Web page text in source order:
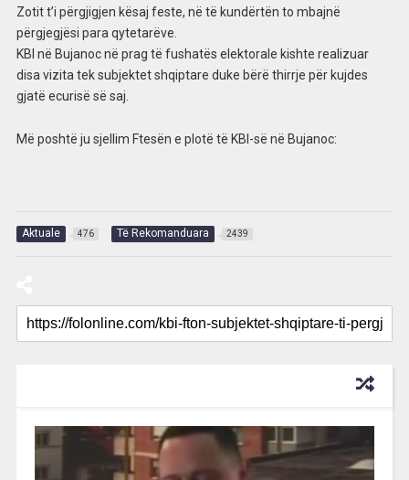
Zotit t’i përgjigjen kësaj feste, në të kundërtën to mbajnë
përgjegjësi para qytetarëve.
KBI në Bujanoc në prag të fushatës elektorale kishte realizuar
disa vizita tek subjektet shqiptare duke bërë thirrje për kujdes
gjatë ecurisë së saj.
Më poshtë ju sjellim Ftesën e plotë të KBI-së në Bujanoc:
Aktuale 476 Të Rekomanduara 2439